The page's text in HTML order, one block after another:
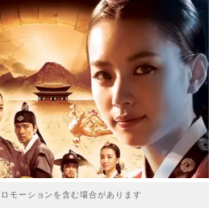
モーションを含む場合があります